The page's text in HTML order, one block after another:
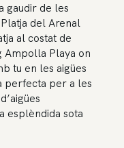
gaudir de les
del Arenal
al costat de
Ampolla Playa on
tu en les aigües
perfecta per a les
esplèndida sota